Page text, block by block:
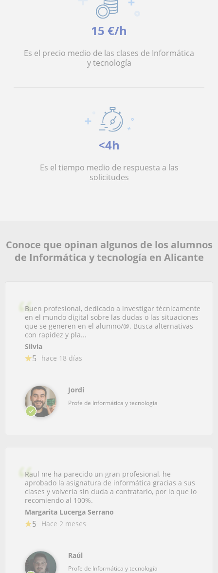
15 €/h
Es el precio medio de las clases de Informática
y tecnología
<4h
Es el tiempo medio de respuesta a las
solicitudes
Conoce que opinan algunos de los alumnos
de Informática y tecnología en Alicante
Buen profesional, dedicado a investigar técnicamente
en el mundo digital sobre las dudas o las situaciones
que se generen en el alumno/@. Busca alternativas
con rapidez y pla...
Silvia
5 hace 18 días
Jordi
Profe de Informática y tecnología
Raul me ha parecido un gran profesional, he
aprobado la asignatura de informática gracias a sus
clases y volvería sin duda a contratarlo, por lo que lo
recomiendo al 100%.
Margarita Lucerga Serrano
5 Hace 2 meses
Raúl
Profe de Informática y tecnología